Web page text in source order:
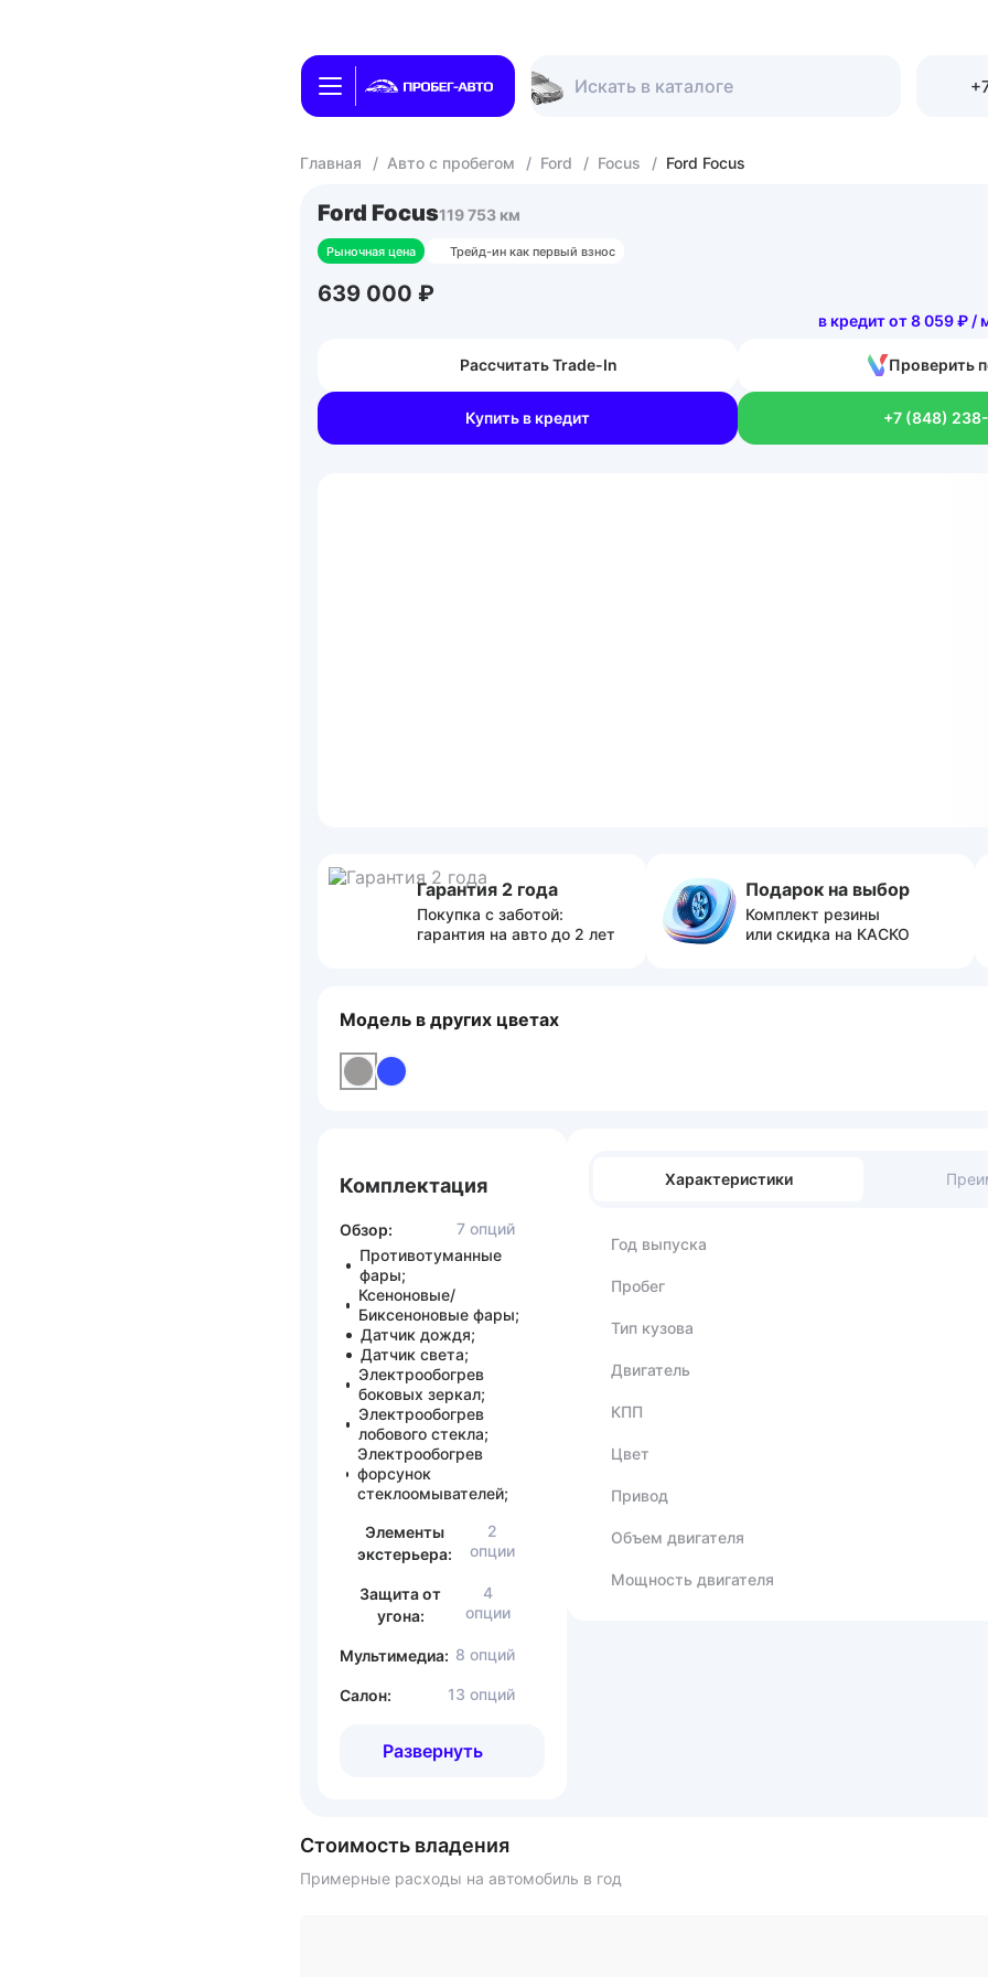
Главная / Авто с пробегом / Ford / Focus / Ford Focus
Ford Focus119 753 км
Рыночная цена Трейд-ин как первый взнос
639 000 ₽
в кредит от 8 059 ₽ /
Рассчитать Trade-In Проверить
Купить в кредит +7 (848)
Гарантия 2 года
Покупка с заботой:
гарантия на авто до 2 лет
Подарок на выбор
Комплект резины
или скидка на КАСКО
Модель в других цветах
Комплектация
Обзор:
7 опций
Противотуманные
фары;
Ксеноновые/
Биксеноновые фары;
Датчик дождя;
Датчик света;
Электрообогрев
боковых зеркал;
Электрообогрев
лобового стекла;
Электрообогрев
форсунок
стеклоомывателей;
Элементы
экстерьера:
2
опции
Защита от
угона:
4
опции
Мультимедиа: 8 опций
Салон: 13 опций
Развернуть
Характеристики
Год выпуска
Пробег
Тип кузова
Двигатель
КПП
Цвет
Привод
Объем двигателя
Мощность двигателя
Стоимость владения
Примерные расходы на автомобиль в год